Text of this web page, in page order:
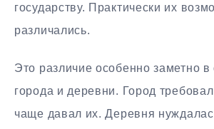
государству. Практически их
различались.
Это различие особенно заметно в
города и деревни. Город
чаще давал их. Деревня